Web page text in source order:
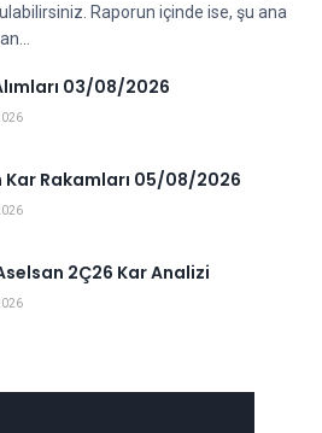
Raporun içinde ise, şu ana
03/08/2026
Kar Rakamları 05/08/2026
2Ç26 Kar Analizi